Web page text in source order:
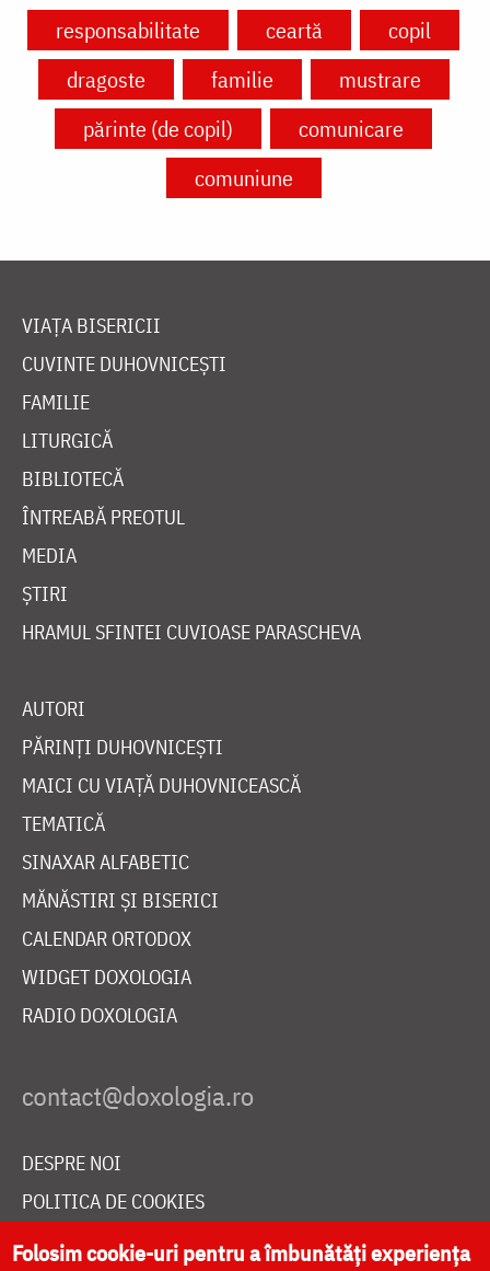
responsabilitate ceartă
copil
dragoste
familie
mustrare
părinte (de copil)
comunicare
comuniune
VIAȚA BISERICII
CUVINTE DUHOVNICEȘTI
FAMILIE
LITURGICĂ
BIBLIOTECĂ
ÎNTREABĂ PREOTUL
MEDIA
ȘTIRI
HRAMUL SFINTEI CUVIOASE PARASCHEVA
AUTORI
PĂRINȚI DUHOVNICEȘTI
MAICI CU VIAȚĂ DUHOVNICEASCĂ
TEMATICĂ
SINAXAR ALFABETIC
MĂNĂSTIRI ȘI BISERICI
CALENDAR ORTODOX
WIDGET DOXOLOGIA
RADIO DOXOLOGIA
DESPRE NOI
POLITICA DE COOKIES
DONEAZĂ ONLINE PENTRU CATEDRALA NAȚIONALĂ
Folosim cookie-uri pentru a îmbunătăți experiența